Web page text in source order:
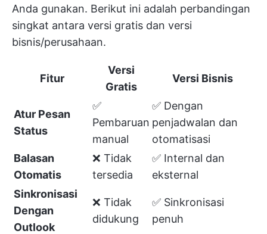
Anda gunakan. Berikut ini adalah perbandingan
singkat antara versi gratis dan versi
bisnis/perusahaan.
Fitur
Versi
Gratis
Versi Bisnis
Atur Pesan
Status
✅
Pembaruan
manual
✅ Dengan
penjadwalan dan
otomatisasi
Balasan
Otomatis
❌ Tidak
tersedia
✅ Internal dan
eksternal
Sinkronisasi
Dengan
Outlook
❌ Tidak
didukung
✅ Sinkronisasi
penuh